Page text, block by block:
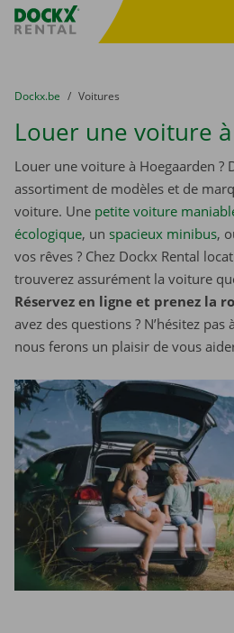
sitename
You are here:
du
Dockx.be to
Voitures
Louer une voiture
Louer une voiture à Hoegaarden ?
assortiment de modèles et de
voiture. Une petite voiture
écologique, un spacieux minibus,
vos rêves ? Chez Dockx Rental
trouverez assurément la voiture
Réservez en ligne et prenez la
avez des questions ? N’hésitez pas à
nous ferons un plaisir de vous